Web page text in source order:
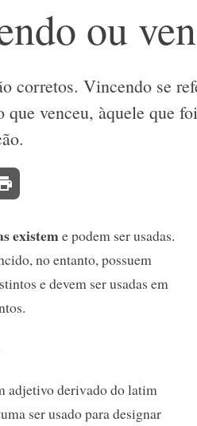
ou
corretos. Vincendo se
que venceu, àquele que
existeme podem ser usadas.
no entanto, possuem
e devem ser usadas em
adjetivo derivado do latim
ser usado para designar